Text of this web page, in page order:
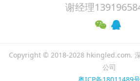
谢经理
Copyright © 2018-2028 hkingled.com.
公司